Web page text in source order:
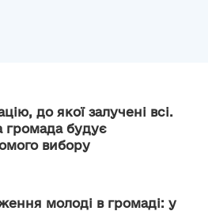
до якої залучені всі.
громада будує
вибору
молоді в громаді: у